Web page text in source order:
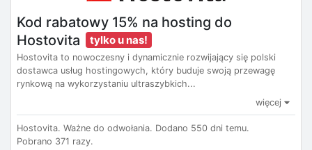
Kod rabatowy 15% na hosting do
Hostovita
tylko u nas!
Hostovita to nowoczesny i dynamicznie rozwijający się polski
dostawca usług hostingowych, który buduje swoją przewagę
rynkową na wykorzystaniu ultraszybkich...
więcej
Hostovita. Ważne do odwołania. Dodano 550 dni temu.
Pobrano 371 razy.